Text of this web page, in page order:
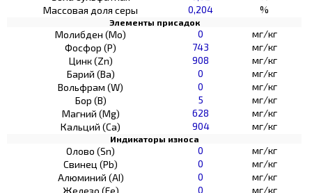
Массовая доля серы
0,204 %
Элементы присадок
Молибден (Мо) 0
мг/кг
Фосфор (Р)
743
мг/кг
Цинк (Zn)
908
мг/кг
Барий (Ва)
0
мг/кг
Вольфрам (W)
0
мг/кг
Бор (В)
5
мг/кг
Магний (Mg)
628
мг/кг
Кальций (Са)
904 мг/кг
Индикаторы износа
Олово (Sn) 0
мг/кг
Свинец (Pb)
0
мг/кг
Алюминий (AI)
0
мг/кг
Железо (Fe)
0
мг/кг